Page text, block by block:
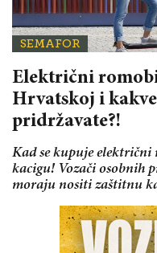
SEMAFOR
Električni
Hrvatskoj i
pridržavate?!
Kad se kupuje
kacigu! Vozači osobnih
moraju nositi zaštitnu